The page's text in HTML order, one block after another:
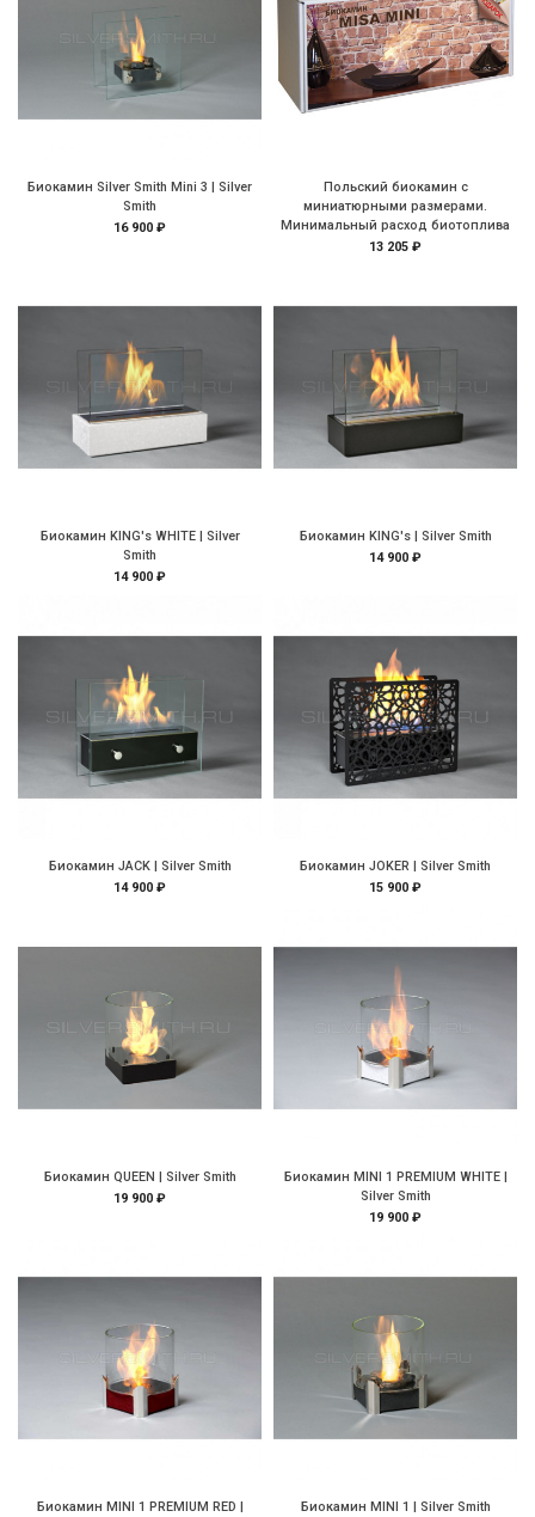
Биокамин Silver Smith Mini 3 | Silver
Smith
16 900 ₽
Польский биокамин с
миниатюрными размерами.
Минимальный расход биотоплива
13 205 ₽
Биокамин KING's WHITE | Silver
Smith
14 900 ₽
Биокамин KING's | Silver Smith
14 900 ₽
Биокамин JACK | Silver Smith
14 900 ₽
Биокамин JOKER | Silver Smith
15 900 ₽
Биокамин QUEEN | Silver Smith
19 900 ₽
Биокамин MINI 1 PREMIUM WHITE |
Silver Smith
19 900 ₽
Биокамин MINI 1 PREMIUM RED |
Биокамин MINI 1 | Silver Smith